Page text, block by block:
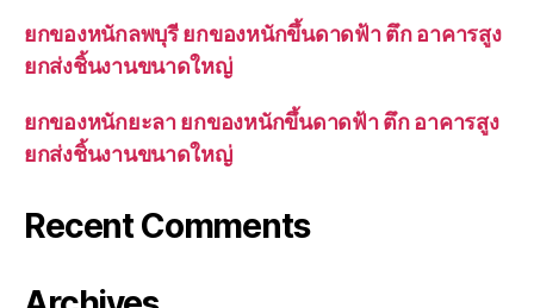
ยกของหนักลพบุรี ยกของหนักขึ้นดาดฟ้า ตึก อาคารสูง
ยกส่งชิ้นงานขนาดใหญ่
ยกของหนักยะลา ยกของหนักขึ้นดาดฟ้า ตึก อาคารสูง
ยกส่งชิ้นงานขนาดใหญ่
Recent Comments